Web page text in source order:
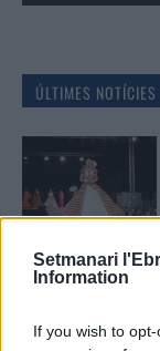
Setmanari
Information
If you wish to
ÚLTIMES NOTÍCIES